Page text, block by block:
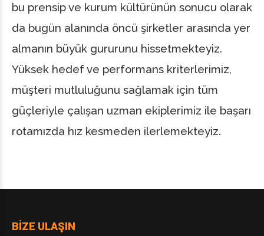
bu prensip ve kurum kültürünün sonucu olarak
da bugün alanında öncü şirketler arasında yer
almanın büyük gururunu hissetmekteyiz.
Yüksek hedef ve performans kriterlerimiz,
müşteri mutluluğunu sağlamak için tüm
güçleriyle çalışan uzman ekiplerimiz ile başarı
rotamızda hız kesmeden ilerlemekteyiz.
BİZE ULAŞIN